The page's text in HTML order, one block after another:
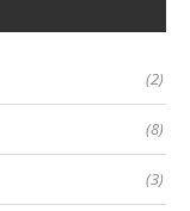
(2)
(8)
(3)